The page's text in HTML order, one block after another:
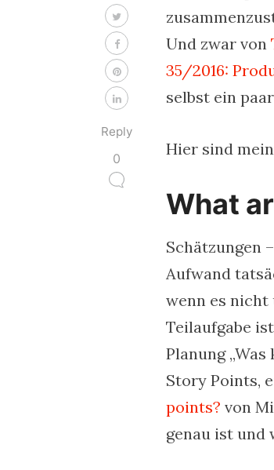
Und zwar von
35/2016:
selbst ein
Hier sind
What
Schätzungen
Aufwand
wenn es nicht
Teilaufgabe
Planung
Story Points,
points? von
genau ist und
Reply
0